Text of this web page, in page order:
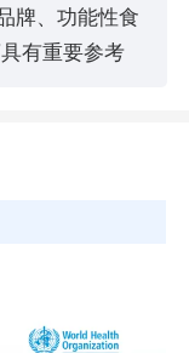
牌、功能性食
有重要参考